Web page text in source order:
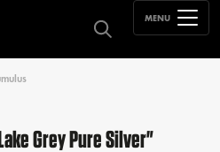
MENU
Grey Pure Silver"